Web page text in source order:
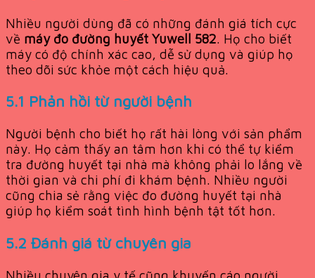
Nhiều người dùng đã có những đánh giá tích cực
về máy đo đường huyết Yuwell 582. Họ cho biết
máy có độ chính xác cao, dễ sử dụng và giúp họ
theo dõi sức khỏe một cách hiệu quả.
5.1 Phản hồi từ người bệnh
Người bệnh cho biết họ rất hài lòng với sản phẩm
này. Họ cảm thấy an tâm hơn khi có thể tự kiểm
tra đường huyết tại nhà mà không phải lo lắng về
thời gian và chi phí đi khám bệnh. Nhiều người
cũng chia sẻ rằng việc đo đường huyết tại nhà
giúp họ kiểm soát tình hình bệnh tật tốt hơn.
5.2 Đánh giá từ chuyên gia
Nhiều chuyên gia y tế cũng khuyến cáo người